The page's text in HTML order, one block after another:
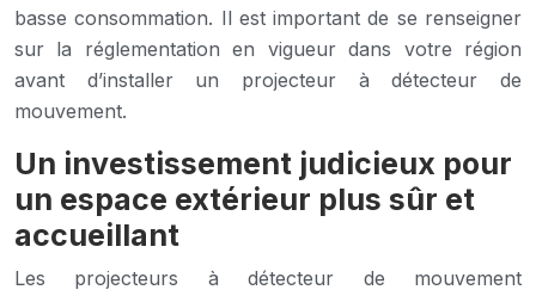
basse consommation. Il est important de se renseigner
sur la réglementation en vigueur dans votre région
avant d’installer un projecteur à détecteur de
mouvement.
Un investissement judicieux pour
un espace extérieur plus sûr et
accueillant
Les projecteurs à détecteur de mouvement